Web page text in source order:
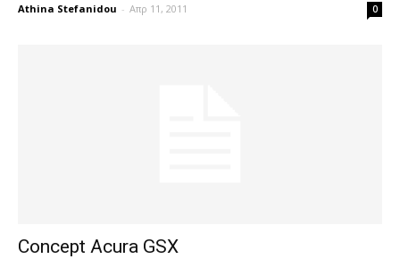
Athina Stefanidou - Απρ 11, 2011 0
Concept Acura GSX